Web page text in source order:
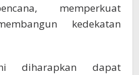
memperkuat
kedekatan
diharapkan dapat